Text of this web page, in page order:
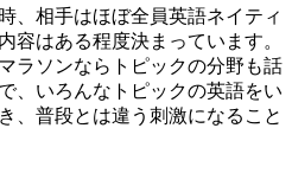
、相手はほぼ全員英語ネイティ
容はある程度決まっています。
ラソンならトピックの分野も話
、いろんなトピックの英語をい
、普段とは違う刺激になること